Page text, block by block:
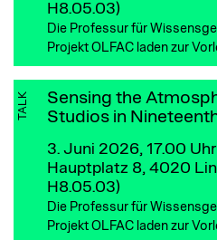
H8.05.03)
Die Professur für
Projekt OLFAC laden zur
TALK
Sensing the
Studios in
3. Juni 2026, 17.00 Uhr
Hauptplatz 8, 4020
H8.05.03)
Die Professur für
Projekt OLFAC laden zur